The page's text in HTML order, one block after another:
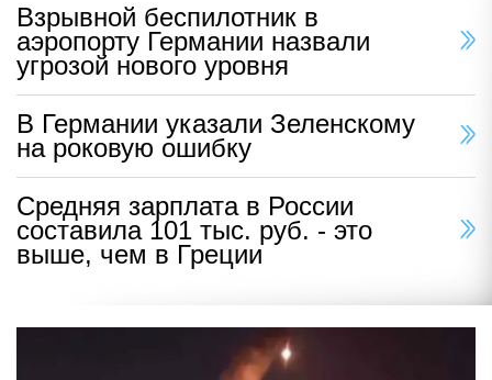
Взрывной беспилотник в
аэропорту Германии назвали
угрозой нового уровня
В Германии указали Зеленскому
на роковую ошибку
Средняя зарплата в России
составила 101 тыс. руб. - это
выше, чем в Греции